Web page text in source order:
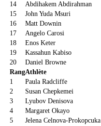
14
Abdihakem Abdirahman
15
John Yuda Msuri
16
Matt Downin
17
Angelo Carosi
18
Enos Keter
19
Kassahun Kabiso
20
Daniel Browne
RangAthlète
1
Paula Radcliffe
2
Susan Chepkemei
3
Lyubov Denisova
4
Margaret Okayo
5
Jelena Celnova-Prokopcuka